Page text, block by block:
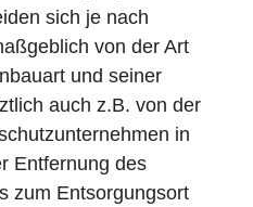
sich je nach
von der Art
und seiner
auch z.B. von der
in
Entfernung des
zum Entsorgungsort